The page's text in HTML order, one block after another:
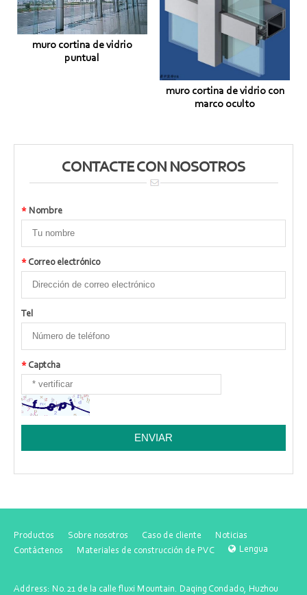
muro cortina de vidrio
puntual
muro cortina de vidrio con
marco oculto
CONTACTE CON NOSOTROS
* Nombre
*Correo electrónico
Tel
*Captcha
Productos Sobre nosotros Caso de cliente
Noticias
Contáctenos
Materiales de construcción de PVC Lengua
Address: No.21 de la calle fluxi Mountain. Daqing Condado, Huzhou